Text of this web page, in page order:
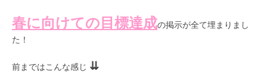
春に向けての目標達成の掲示が全て埋まりまし
た！
前まではこんな感じ ⇊